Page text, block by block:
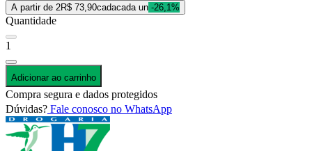
A partir de 2R$ 73,90cadacada un -26,1%
Quantidade
1
Adicionar ao carrinho
Compra segura e dados protegidos
Dúvidas? Fale conosco no WhatsApp